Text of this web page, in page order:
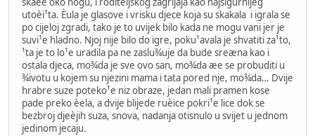
utoèi¹ta. Èula je glasove i vrisku djece koja su skakala i igrala se
po cijeloj zgradi, tako je to uvijek bilo kada ne mogu vani jer je
suvi¹e hladno. Njoj nije bilo do igre, poku¹avala je shvatiti za¹to,
¹ta je to lo¹e uradila pa ne zaslu¾uje da bude sreæna kao i
ostala djeca, mo¾da je sve ovo san, mo¾da æe se probuditi u
¾ivotu u kojem su njezini mama i tata pored nje, mo¾da… Dvije
hrabre suze poteko¹e niz obraze, jedan mali pramen kose
pade preko èela, a dvije blijede ruèice pokri¹e lice dok se
bezbroj djeèjih suza, snova, nadanja otisnulo u svijet u jednom
jedinom jecaju.